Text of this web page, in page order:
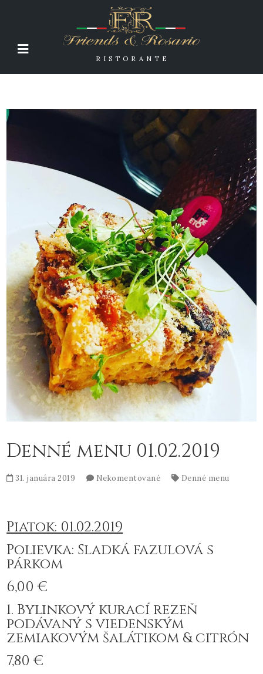
RISTORANTE
Denné menu 01.02.2019
31. januára 2019 Nekomentované Denné menu
Piatok: 01.02.2019
Polievka: Sladká fazulová s
párkom
6,00 €
1. Bylinkový kurací rezeň
podávaný s viedenským
zemiakovým šalátikom & citrón
7,80 €